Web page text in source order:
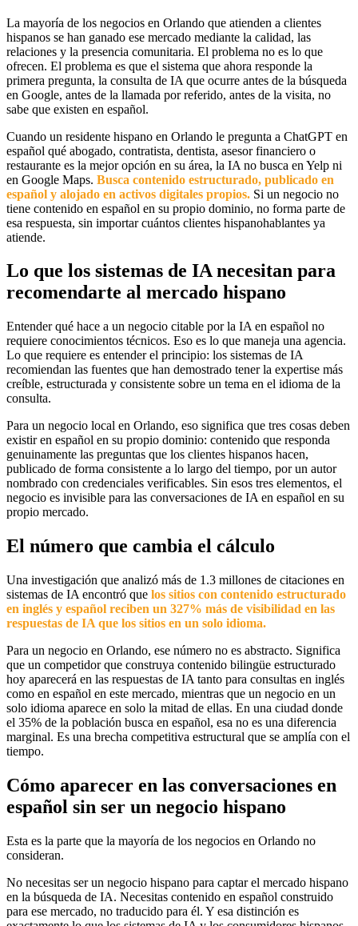
La mayoría de los negocios en Orlando que atienden a clientes
hispanos se han ganado ese mercado mediante la calidad, las
relaciones y la presencia comunitaria. El problema no es lo que
ofrecen. El problema es que el sistema que ahora responde la
primera pregunta, la consulta de IA que ocurre antes de la búsqueda
en Google, antes de la llamada por referido, antes de la visita, no
sabe que existen en español.
Cuando un residente hispano en Orlando le pregunta a ChatGPT en
español qué abogado, contratista, dentista, asesor financiero o
restaurante es la mejor opción en su área, la IA no busca en Yelp ni
en Google Maps. Busca contenido estructurado, publicado en
español y alojado en activos digitales propios. Si un negocio no
tiene contenido en español en su propio dominio, no forma parte de
esa respuesta, sin importar cuántos clientes hispanohablantes ya
atiende.
Lo que los sistemas de IA necesitan para
recomendarte al mercado hispano
Entender qué hace a un negocio citable por la IA en español no
requiere conocimientos técnicos. Eso es lo que maneja una agencia.
Lo que requiere es entender el principio: los sistemas de IA
recomiendan las fuentes que han demostrado tener la expertise más
creíble, estructurada y consistente sobre un tema en el idioma de la
consulta.
Para un negocio local en Orlando, eso significa que tres cosas deben
existir en español en su propio dominio: contenido que responda
genuinamente las preguntas que los clientes hispanos hacen,
publicado de forma consistente a lo largo del tiempo, por un autor
nombrado con credenciales verificables. Sin esos tres elementos, el
negocio es invisible para las conversaciones de IA en español en su
propio mercado.
El número que cambia el cálculo
Una investigación que analizó más de 1.3 millones de citaciones en
sistemas de IA encontró que los sitios con contenido estructurado
en inglés y español reciben un 327% más de visibilidad en las
respuestas de IA que los sitios en un solo idioma.
Para un negocio en Orlando, ese número no es abstracto. Significa
que un competidor que construya contenido bilingüe estructurado
hoy aparecerá en las respuestas de IA tanto para consultas en inglés
como en español en este mercado, mientras que un negocio en un
solo idioma aparece en solo la mitad de ellas. En una ciudad donde
el 35% de la población busca en español, esa no es una diferencia
marginal. Es una brecha competitiva estructural que se amplía con el
tiempo.
Cómo aparecer en las conversaciones en
español sin ser un negocio hispano
Esta es la parte que la mayoría de los negocios en Orlando no
consideran.
No necesitas ser un negocio hispano para captar el mercado hispano
en la búsqueda de IA. Necesitas contenido en español construido
para ese mercado, no traducido para él. Y esa distinción es